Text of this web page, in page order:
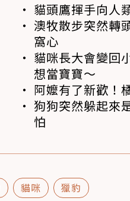
貓頭鷹揮手向人
澳牧散步突然轉
窩心
貓咪長大會變回
想當寶寶～
阿嬤有了新歡！
狗狗突然躲起來
怕
貓咪 獵豹